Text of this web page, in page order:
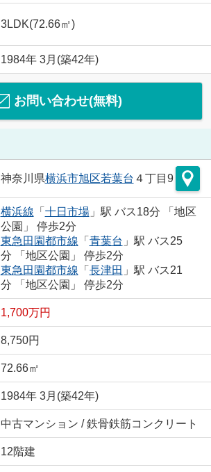
3LDK(72.66㎡)
1984年 3月(築42年)
お問い合わせ(無料)
神奈川県横浜市旭区若葉台 ４丁目9
横浜線 「 十日市場」駅 バス18分 「地区
公園」 停歩2分
東急田園都市線 「 青葉台 」駅 バス25
分 「地区公園」 停歩2分
東急田園都市線 「 長津田 」駅 バス21
分 「地区公園」 停歩2分
1,700万円
8,750円
72.66㎡
1984年 3月(築42年)
中古マンション / 鉄骨鉄筋コンクリート
12階建